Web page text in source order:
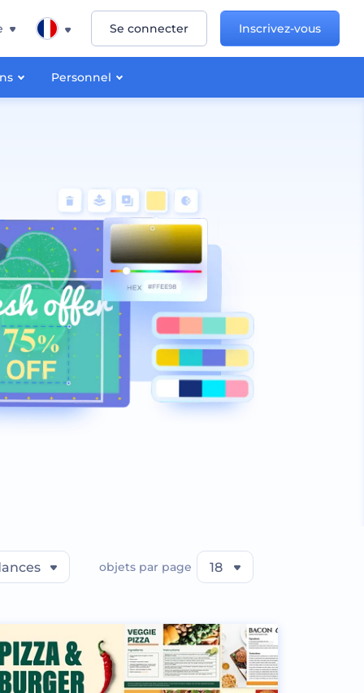
Personnel
Se connecter Inscrivez-vous
objets par page 18